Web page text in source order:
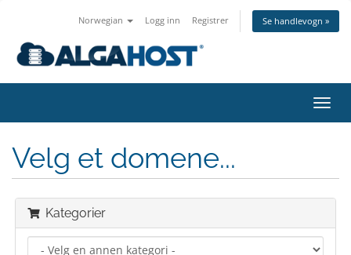
Norwegian Logg inn Registrer Se handlevogn »
Bytt
Velg et domene...
Kategorier